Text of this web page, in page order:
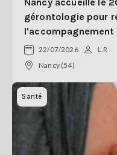
gérontologie pour
l'accompagnement
22/07/2026
L.R
Nancy (54)
Santé